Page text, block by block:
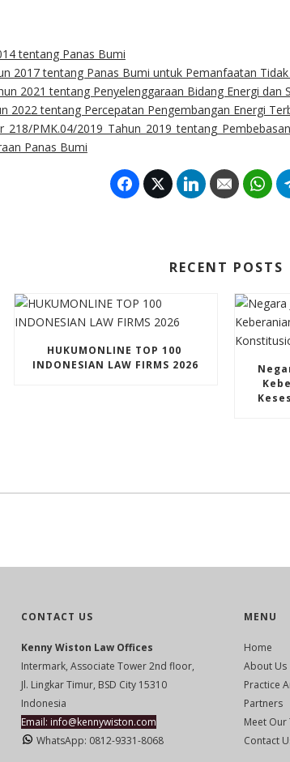
tentang Panas Bumi
2017 tentang Panas Bumi untuk Pemanfaatan
2021 tentang Penyelenggaraan Bidang Energi dan
2022 tentang Percepatan Pengembangan Energi
218/PMK.04/2019 Tahun 2019 tentang
Panas Bumi
FacebookTwitterLinkedInEmail
RECENT POSTS
HUKUMONLINE TOP 100
INDONESIAN LAW FIRMS 2026
CONTACT US
Kenny Wiston Law Offices
Intermark, Associate Tower 2nd floor,
Jl. Lingkar Timur, BSD City 15310
Indonesia
Email: info@kennywiston.com
WhatsApp: 0812-9331-8068
MENU
Home
About Us
Practice
Partners
Meet Our
Contact